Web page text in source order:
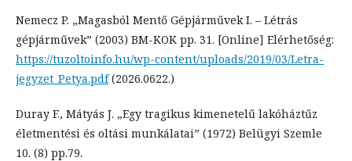
Nemecz P. „Magasból Mentő Gépjárművek I. – Létrás
gépjárművek” (2003) BM-KOK pp. 31. [Online] Elérhetőség:
https://tuzoltoinfo.hu/wp-content/uploads/2019/03/Letra-
jegyzet_Petya.pdf(2026.0622.)
Duray F., Mátyás J. „Egy tragikus kimenetelű lakóháztűz
életmentési és oltási munkálatai” (1972) Belügyi Szemle
10. (8) pp.79.